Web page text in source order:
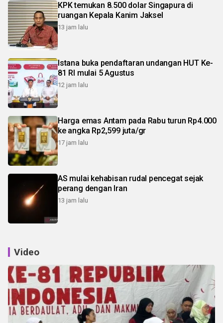
KPK temukan 8.500 dolar Singapura di
ruangan Kepala Kanim Jaksel
13 jam lalu
Istana buka pendaftaran undangan HUT Ke-
81 RI mulai 5 Agustus
12 jam lalu
Harga emas Antam pada Rabu turun Rp4.000
ke angka Rp2,599 juta/gr
17 jam lalu
AS mulai kehabisan rudal pencegat sejak
perang dengan Iran
13 jam lalu
Video